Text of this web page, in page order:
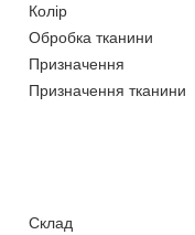
Колір
Обробка тканини
Призначення
Призначення тканини
Склад